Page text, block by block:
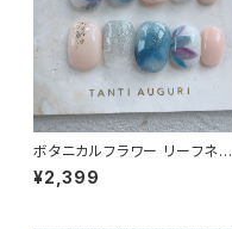
ボタニカルフラワー リーフネイ
ル ベリーショート ネイルチップ
紺のワンピに合う 植物 通販サ
¥2,399